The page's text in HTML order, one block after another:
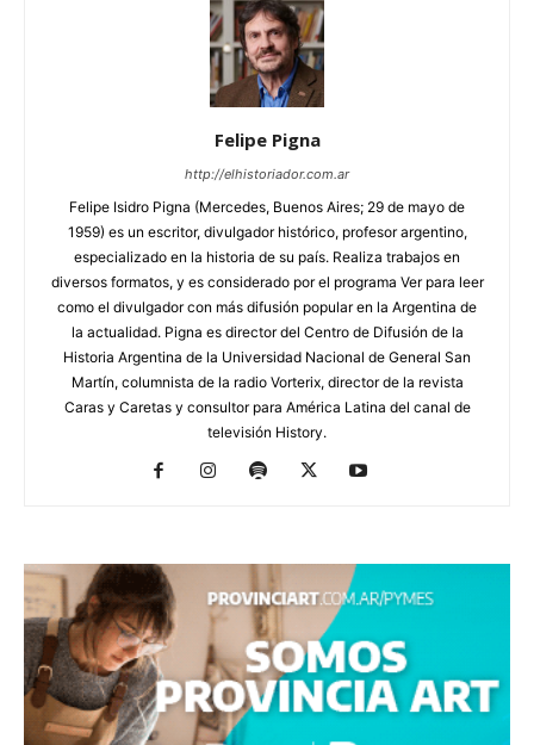
Felipe Pigna
http://elhistoriador.com.ar
Felipe Isidro Pigna (Mercedes, Buenos Aires; 29 de mayo de
1959) es un escritor, divulgador histórico, profesor argentino,
especializado en la historia de su país. Realiza trabajos en
diversos formatos, y es considerado por el programa Ver para leer
como el divulgador con más difusión popular en la Argentina de
la actualidad. Pigna es director del Centro de Difusión de la
Historia Argentina de la Universidad Nacional de General San
Martín, columnista de la radio Vorterix, director de la revista
Caras y Caretas y consultor para América Latina del canal de
televisión History.